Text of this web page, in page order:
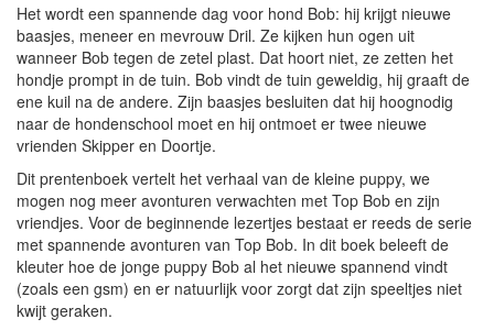
Het wordt een spannende dag voor hond Bob: hij krijgt nieuwe
baasjes, meneer en mevrouw Dril. Ze kijken hun ogen uit
wanneer Bob tegen de zetel plast. Dat hoort niet, ze zetten het
hondje prompt in de tuin. Bob vindt de tuin geweldig, hij graaft de
ene kuil na de andere. Zijn baasjes besluiten dat hij hoognodig
naar de hondenschool moet en hij ontmoet er twee nieuwe
vrienden Skipper en Doortje.
Dit prentenboek vertelt het verhaal van de kleine puppy, we
mogen nog meer avonturen verwachten met Top Bob en zijn
vriendjes. Voor de beginnende lezertjes bestaat er reeds de serie
met spannende avonturen van Top Bob. In dit boek beleeft de
kleuter hoe de jonge puppy Bob al het nieuwe spannend vindt
(zoals een gsm) en er natuurlijk voor zorgt dat zijn speeltjes niet
kwijt geraken.